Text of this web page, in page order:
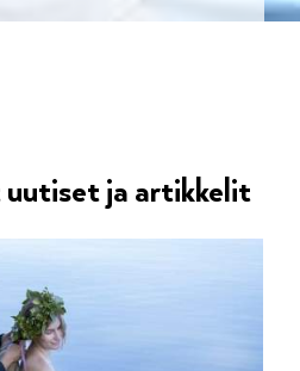
uutiset ja artikkelit